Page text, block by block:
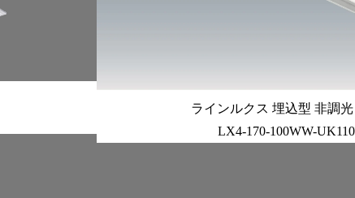
ラインルクス 埋込型 非調光
LX4-170-100WW-